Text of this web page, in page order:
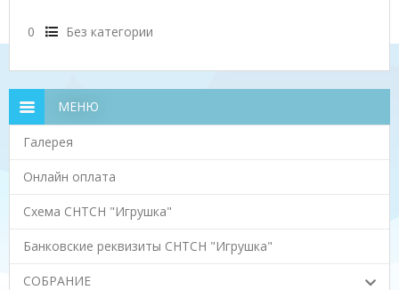
МЕНЮ
Галерея
Онлайн оплата
Схема СНТСН "Игрушка"
Банковские реквизиты СНТСН "Игрушка"
СОБРАНИЕ
0 Без категории